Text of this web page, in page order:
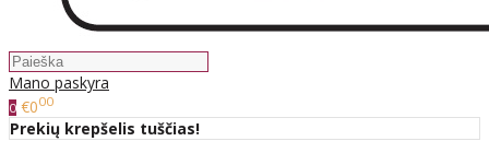
Mano paskyra
0 €000
Prekių krepšelis tuščias!